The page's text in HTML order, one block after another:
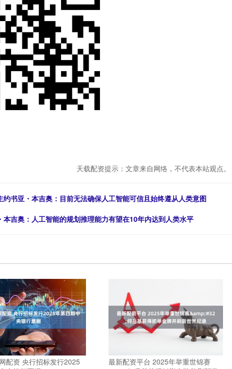
天载配资提示：文章来自网络，不代表本站观点。
书亚・本吉奥：目前无法确保人工智能可信且始终遵从人类意图
吉奥：人工智能的规划推理能力有望在10年内达到人类水平
配资 央行招标发行2025
最新配资平台 2025年举重世锦赛